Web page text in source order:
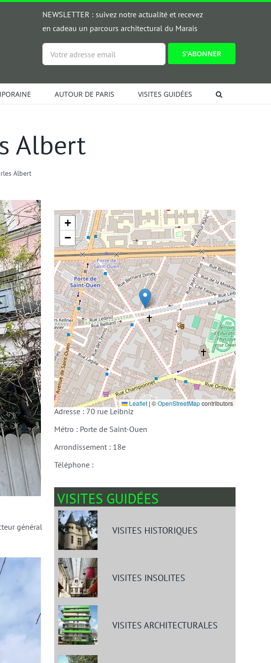
NEWSLETTER : suivez notre actualité et recevez
en cadeau un parcours architectural du Marais
Email
*
AUTOUR DE PARIS VISITES GUIDÉES
Albert
Albert
général
+
−
Leaflet | ©OpenStreetMapcontributors
Adresse : 70 rue Leibniz
Métro : Porte de Saint-Ouen
Arrondissement : 18e
Téléphone :
VISITES GUIDÉES
VISITES HISTORIQUES
VISITES INSOLITES
VISITES ARCHITECTURALES